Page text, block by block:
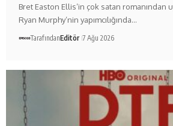
Bret Easton Ellis’in çok satan romanından
Ryan Murphy’nin yapımcılığında…
TarafındanEditör 7 Ağu 2026